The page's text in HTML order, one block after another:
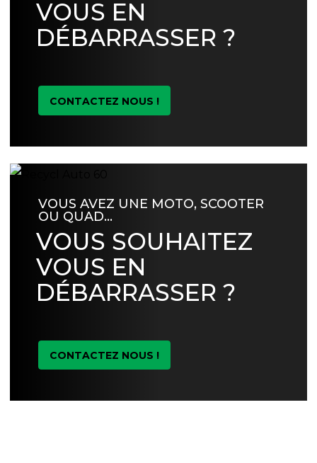
VOUS EN
DÉBARRASSER ?
CONTACTEZ NOUS !
VOUS AVEZ UNE MOTO, SCOOTER
OU QUAD…
VOUS SOUHAITEZ
VOUS EN
DÉBARRASSER ?
CONTACTEZ NOUS !